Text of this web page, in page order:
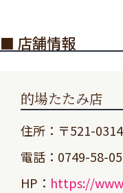
■ 店舗情報
的場たたみ店
住所：〒521-
電話：0749-58-
HP： https://